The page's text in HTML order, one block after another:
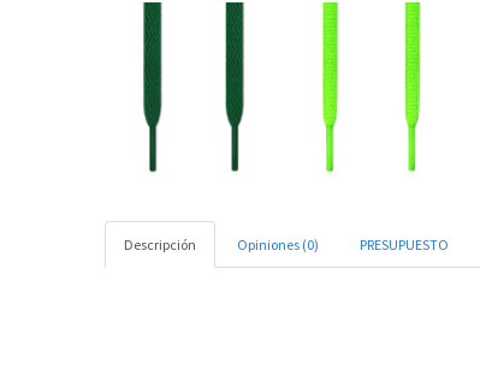
Descripción Opiniones (0) PRESUPUESTO